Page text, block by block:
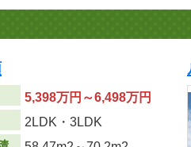
5,398万円～6,498万円
2LDK・3LDK